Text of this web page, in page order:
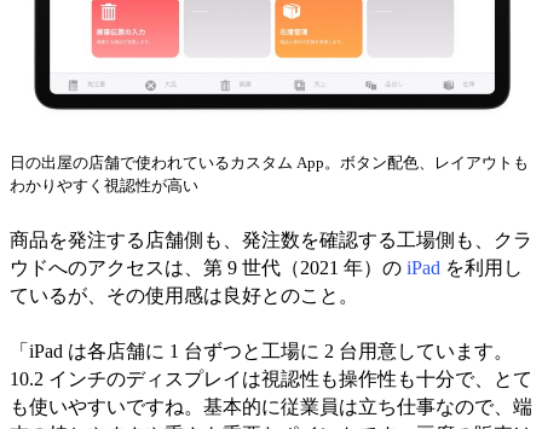
日の出屋の店舗で使われているカスタム App。ボタン配色、レイアウトも
わかりやすく視認性が高い
商品を発注する店舗側も、発注数を確認する工場側も、クラ
ウドへのアクセスは、第 9 世代（2021 年）の iPad を利用し
ているが、その使用感は良好とのこと。
「iPad は各店舗に 1 台ずつと工場に 2 台用意しています。
10.2 インチのディスプレイは視認性も操作性も十分で、とて
も使いやすいですね。基本的に従業員は立ち仕事なので、端